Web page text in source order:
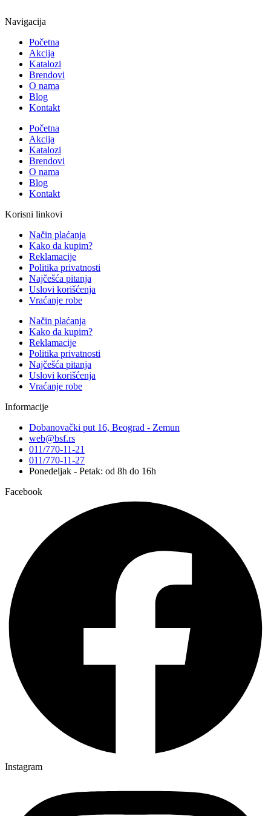
Navigacija
Početna
Akcija
Katalozi
Brendovi
O nama
Blog
Kontakt
Početna
Akcija
Katalozi
Brendovi
O nama
Blog
Kontakt
Korisni linkovi
Način plaćanja
Kako da kupim?
Reklamacije
Politika privatnosti
Najčešća pitanja
Uslovi korišćenja
Vraćanje robe
Način plaćanja
Kako da kupim?
Reklamacije
Politika privatnosti
Najčešća pitanja
Uslovi korišćenja
Vraćanje robe
Informacije
Dobanovački put 16, Beograd - Zemun
web@bsf.rs
011/770-11-21
011/770-11-27
Ponedeljak - Petak: od 8h do 16h
Facebook
Instagram